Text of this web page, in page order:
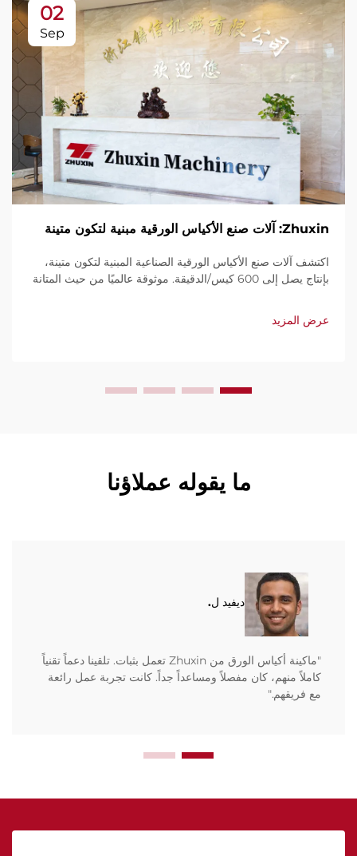
02
Sep
Zhuxin: آلات صنع الأكياس الورقية مبنية لتكون متينة
اكتشف آلات صنع الأكياس الورقية الصناعية المبنية لتكون متينة،
بإنتاج يصل إلى 600 كيس/الدقيقة. موثوقة عالميًا من حيث المتانة
وخدمة سريعة. اطلب عرض سعر اليوم.
عرض المزيد
ما يقوله عملاؤنا
ديفيد ل.
"ماكينة أكياس الورق من Zhuxin تعمل بثبات. تلقينا دعماً تقنياً
كاملاً منهم، كان مفصلاً ومساعداً جداً. كانت تجربة عمل رائعة
مع فريقهم."